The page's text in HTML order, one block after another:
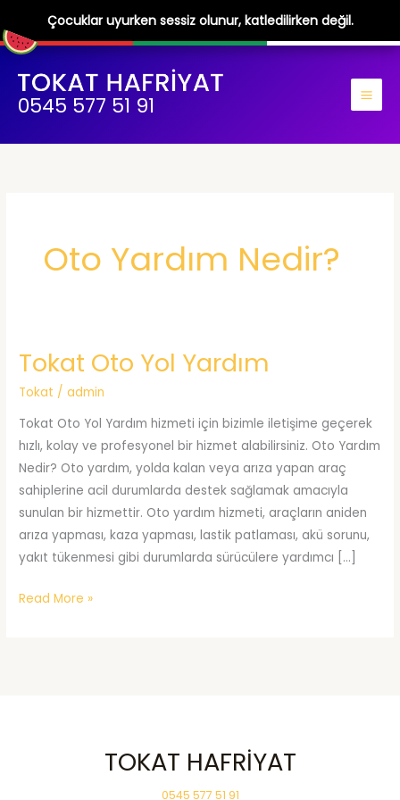
Çocuklar uyurken sessiz olunur, katledilirken değil.
İçeriğe
atla
0545 577 51 91
Oto Yardım Nedir?
Tokat Oto Yol Yardım
Tokat /admin
Tokat Oto Yol Yardım hizmeti için bizimle iletişime geçerek
hızlı, kolay ve profesyonel bir hizmet alabilirsiniz. Oto Yardım
Nedir? Oto yardım, yolda kalan veya arıza yapan araç
sahiplerine acil durumlarda destek sağlamak amacıyla
sunulan bir hizmettir. Oto yardım hizmeti, araçların aniden
arıza yapması, kaza yapması, lastik patlaması, akü sorunu,
yakıt tükenmesi gibi durumlarda sürücülere yardımcı […]
Tokat
Read More »
TOKAT HAFRİYAT
0545 577 51 91